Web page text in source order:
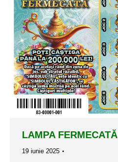
LAMPA FERMECATĂ
19 iunie 2025